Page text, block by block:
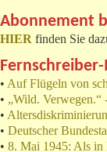
Abonnement
HIER finden Sie
• Auf Flügeln von
• „Wild.
•
• Deutscher
• 8. Mai 1945: Als in